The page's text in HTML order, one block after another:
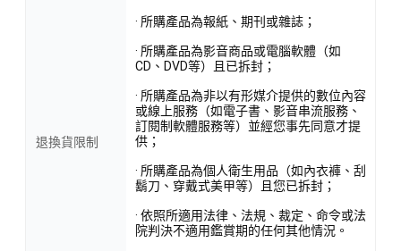
退換貨限制
· 所購產品為報紙、期刊或雜誌；
· 所購產品為影音商品或電腦軟體（如
CD、DVD等）且已拆封；
· 所購產品為非以有形媒介提供的數位內容
或線上服務（如電子書、影音串流服務、
訂閱制軟體服務等）並經您事先同意才提
供；
· 所購產品為個人衛生用品（如內衣褲、刮
鬍刀、穿戴式美甲等）且您已拆封；
· 依照所適用法律、法規、裁定、命令或法
院判決不適用鑑賞期的任何其他情況。